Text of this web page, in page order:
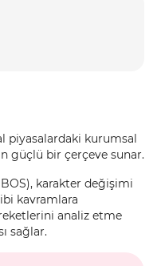
piyasalardaki kurumsal
güçlü bir çerçeve sunar.
karakter değişimi
kavramlara
analiz etme
sağlar.